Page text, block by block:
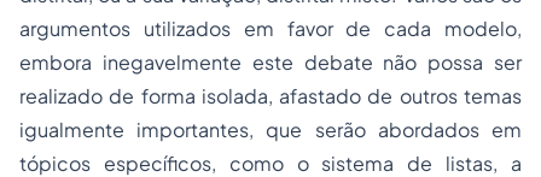
argumentos utilizados em favor de cada modelo,
embora inegavelmente este debate não possa ser
realizado de forma isolada, afastado de outros temas
igualmente importantes, que serão abordados em
tópicos específicos, como o sistema de listas, a